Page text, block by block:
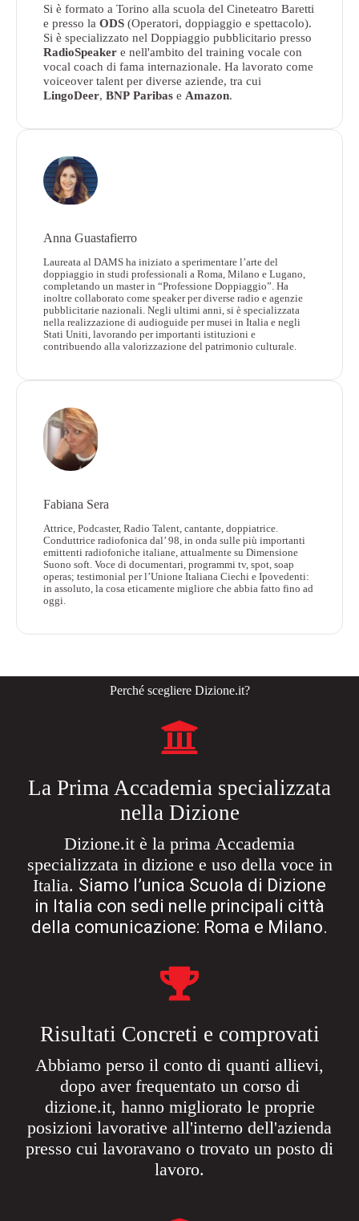
Si è formato a Torino alla scuola del Cineteatro Baretti
e presso la ODS(Operatori, doppiaggio e spettacolo).
Si è specializzato nel Doppiaggio pubblicitario presso
RadioSpeakere nell'ambito del training vocale con
vocal coach di fama internazionale. Ha lavorato come
voiceover talent per diverse aziende, tra cui
LingoDeer, BNP Paribase Amazon.
Anna Guastafierro
Laureata al DAMS ha iniziato a sperimentare l’arte del
doppiaggio in studi professionali a Roma, Milano e Lugano,
completando un master in “Professione Doppiaggio”. Ha
inoltre collaborato come speaker per diverse radio e agenzie
pubblicitarie nazionali. Negli ultimi anni, si è specializzata
nella realizzazione di audioguide per musei in Italia e negli
Stati Uniti, lavorando per importanti istituzioni e
contribuendo alla valorizzazione del patrimonio culturale.
Fabiana Sera
Attrice, Podcaster, Radio Talent, cantante, doppiatrice.
Conduttrice radiofonica dal’ 98, in onda sulle più importanti
emittenti radiofoniche italiane, attualmente su Dimensione
Suono soft. Voce di documentari, programmi tv, spot, soap
operas; testimonial per l’Unione Italiana Ciechi e Ipovedenti:
in assoluto, la cosa eticamente migliore che abbia fatto fino ad
oggi.
Perché scegliere Dizione.it?
La Prima Accademia specializzata
nella Dizione​
Dizione.it è la prima Accademia
specializzata in dizione e uso della voce in
Italia. Siamo l’unica Scuola di Dizione
in Italia con sedi nelle principali città
della comunicazione: Roma e Milano.
Risultati Concreti e comprovati​
Abbiamo perso il conto di quanti allievi,
dopo aver frequentato un corso di
dizione.it, hanno migliorato le proprie
posizioni lavorative all'interno dell'azienda
presso cui lavoravano o trovato un posto di
lavoro.